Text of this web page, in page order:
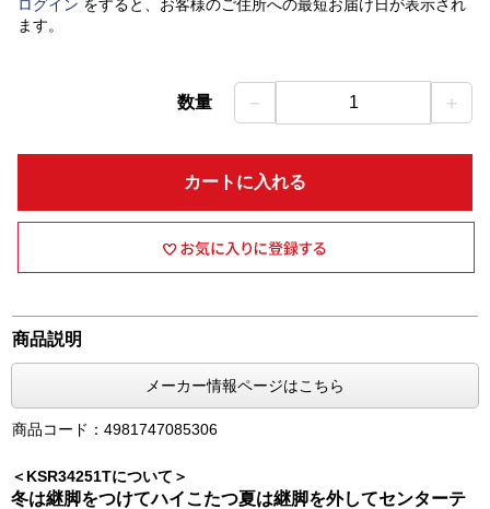
ログイン をすると、お客様のご住所への最短お届け日が表示され
ます。
数量 － 1 ＋
カートに入れる
商品説明
メーカー情報ページはこちら
商品コード：4981747085306
＜KSR34251Tについて＞
冬は継脚をつけてハイこたつ夏は継脚を外してセンターテ